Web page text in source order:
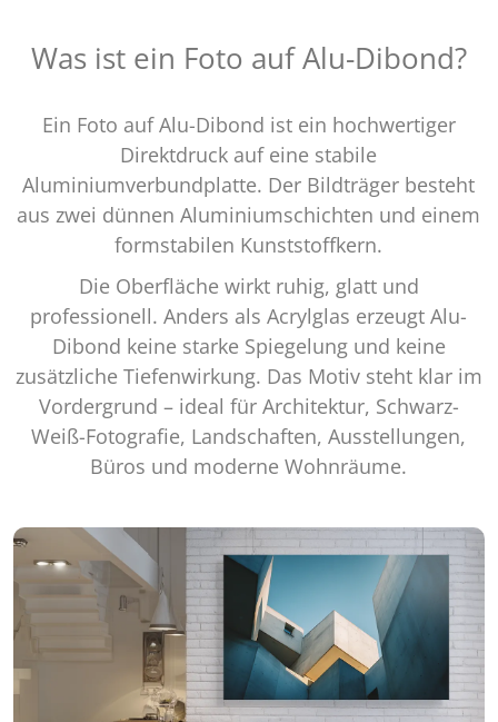
Was ist ein Foto auf Alu-Dibond?
Ein Foto auf Alu-Dibond ist ein hochwertiger
Direktdruck auf eine stabile
Aluminiumverbundplatte. Der Bildträger besteht
aus zwei dünnen Aluminiumschichten und einem
formstabilen Kunststoffkern.
Die Oberfläche wirkt ruhig, glatt und
professionell. Anders als Acrylglas erzeugt Alu-
Dibond keine starke Spiegelung und keine
zusätzliche Tiefenwirkung. Das Motiv steht klar im
Vordergrund – ideal für Architektur, Schwarz-
Weiß-Fotografie, Landschaften, Ausstellungen,
Büros und moderne Wohnräume.